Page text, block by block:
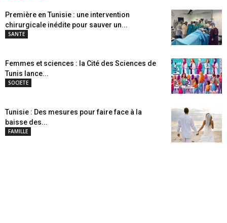
Première en Tunisie : une intervention
chirurgicale inédite pour sauver un...
SANTE
Femmes et sciences : la Cité des Sciences de
Tunis lance...
SOCIETE
Tunisie : Des mesures pour faire face à la
baisse des...
FAMILLE